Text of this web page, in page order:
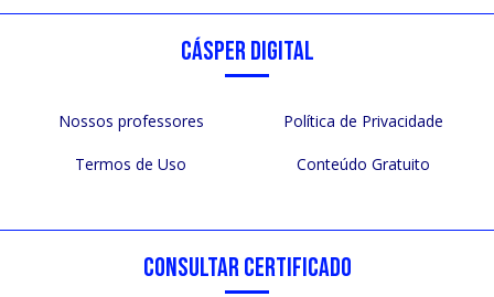
CÁSPER DIGITAL
Nossos professores
Termos de Uso
Política de Privacidade
Conteúdo Gratuito
CONSULTAR CERTIFICADO